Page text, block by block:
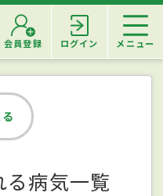
会員登録 ログイン メニュー
病気一覧